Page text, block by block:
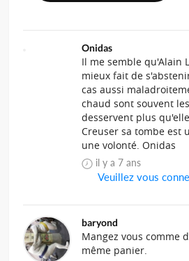
Onidas
Il me semble qu'Alain
mieux fait de
cas aussi
chaud sont souvent
desservent plus
Creuser sa tombe est
une volonté. Onidas
il y a 7 ans
Veuillez vous
baryond
Mangez vous comme
même panier.